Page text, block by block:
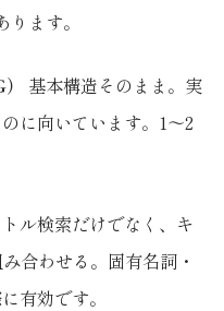
ます。
基本構造そのまま。実
に向いています。1〜2
ル検索だけでなく、キ
合わせる。固有名詞・
有効です。